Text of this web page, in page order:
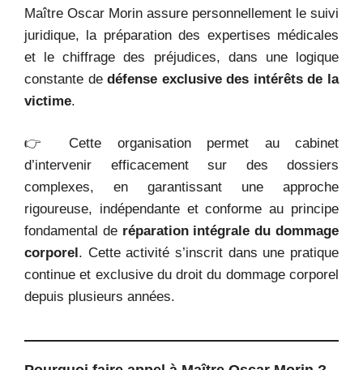
Maître Oscar Morin assure personnellement le suivi
juridique, la préparation des expertises médicales
et le chiffrage des préjudices, dans une logique
constante dedéfense exclusive des intérêts de la
victime.
👉 Cette organisation permet au cabinet
d’intervenir efficacement sur des dossiers
complexes, en garantissant une approche
rigoureuse, indépendante et conforme au principe
fondamental de réparation intégrale du dommage
corporel . Cette activité s’inscrit dans une pratique
continue et exclusive du droit du dommage corporel
depuis plusieurs années.